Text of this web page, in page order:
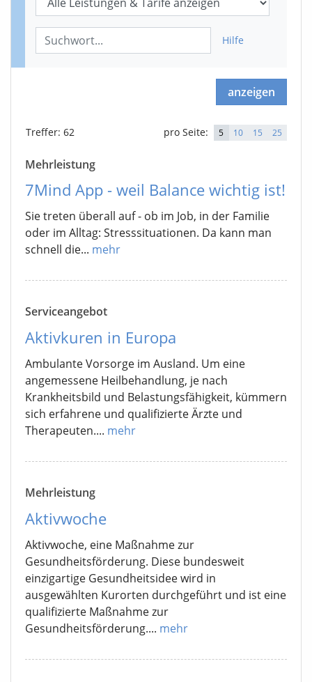
Hilfe
anzeigen
Treffer: 62 pro Seite: 5 10 15 25
Mehrleistung
7Mind App - weil Balance wichtig ist!
Sie treten überall auf - ob im Job, in der Familie
oder im Alltag: Stresssituationen. Da kann man
schnell die... mehr
Serviceangebot
Aktivkuren in Europa
Ambulante Vorsorge im Ausland. Um eine
angemessene Heilbehandlung, je nach
Krankheitsbild und Belastungsfähigkeit, kümmern
sich erfahrene und qualifizierte Ärzte und
Therapeuten.... mehr
Mehrleistung
Aktivwoche
Aktivwoche, eine Maßnahme zur
Gesundheitsförderung. Diese bundesweit
einzigartige Gesundheitsidee wird in
ausgewählten Kurorten durchgeführt und ist eine
qualifizierte Maßnahme zur
Gesundheitsförderung.... mehr